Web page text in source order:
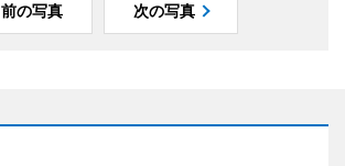
前の写真 次の写真